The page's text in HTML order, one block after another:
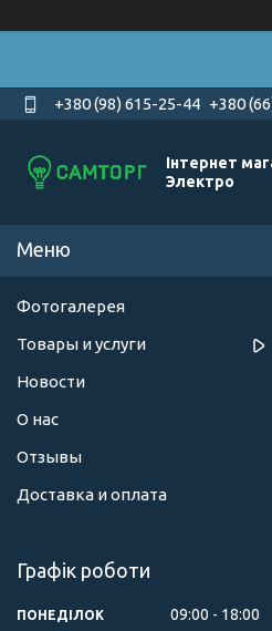
+380 (98) 615-25-44 +380
Інтернет
Электро
Фотогалерея
Товары и услуги
Новости
О нас
Отзывы
Доставка и оплата
Графік роботи
ПОНЕДІЛОК 09:00 18:00